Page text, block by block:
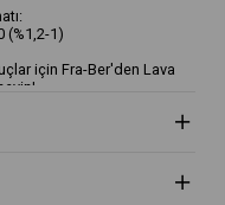
(%1,2-1)
için Fra-Ber'den Lava